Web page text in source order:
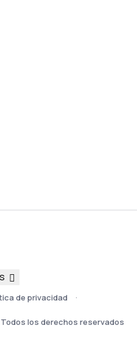
de privacidad
los derechos reservados